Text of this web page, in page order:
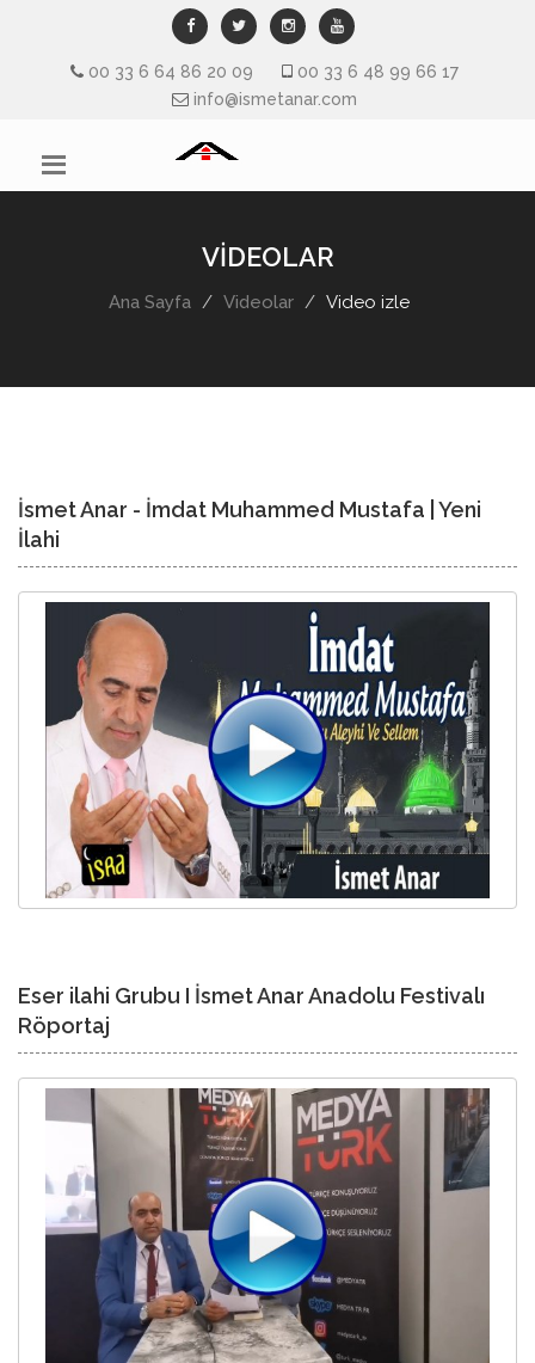
00 33 6 64 86 20 09
00 33 6 48 99 66 17
info@ismetanar.com
VİDEOLAR
Ana Sayfa Videolar Video izle
İsmet Anar - İmdat Muhammed Mustafa | Yeni
İlahi
Eser ilahi Grubu I İsmet Anar Anadolu Festivalı
Röportaj